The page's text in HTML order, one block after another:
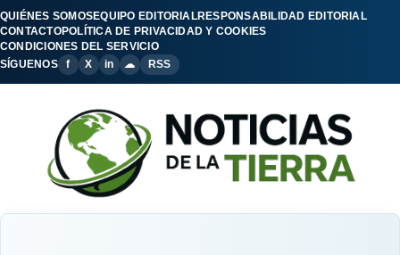
QUIÉNES SOMOSEQUIPO EDITORIALRESPONSABILIDAD EDITORIAL
CONTACTOPOLÍTICA DE PRIVACIDAD Y COOKIES
CONDICIONES DEL SERVICIO
SÍGUENOS
f X in ☁ RSS